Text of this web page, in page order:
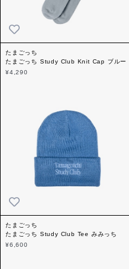
たまごっち
たまごっち Study Club Knit Cap ブルー
¥4,290
たまごっち
たまごっち Study Club Tee みみっち
¥6,600